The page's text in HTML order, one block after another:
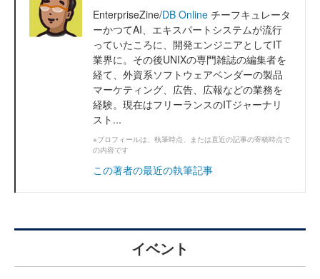
EnterpriseZine/DB Online チーフキュレータ
ーかつてAI、エキスパートシステムが流行
っていたころに、開発エンジニアとしてIT
業界に。その後UNIXの専門雑誌の編集者を
経て、外資系ソフトウェアベンダーの製品
マーケティング、広告、広報などの業務を
経験。現在はフリーランスのITジャーナリ
スト...
※プロフィールは、執筆時点、または直近の記事の寄稿時点で
の内容です
この著者の最近の執筆記事
イベント